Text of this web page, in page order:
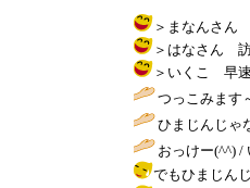
＞まなんさん
＞はなさん
＞いくこ 早速
つっこみます
ひまじんじゃ
おっけー(^^) /
でもひまじん